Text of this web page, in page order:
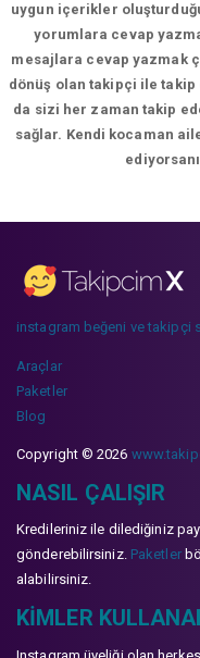
uygun içerikler
yorumlara cevap
mesajlara cevap yazmak
dönüş olan takipçi ile takip
da sizi her zaman takip
sağlar. Kendi kocaman
instagram beğeni ve takipçi
Araçlar
Paketler
Blog
Copyright © 2026
NASIL ÇALIŞIR
Kredileriniz ile dilediğiniz
gönderebilirsiniz. Paketler
alabilirsiniz.
KIMLER
Instagram üyeliği olan